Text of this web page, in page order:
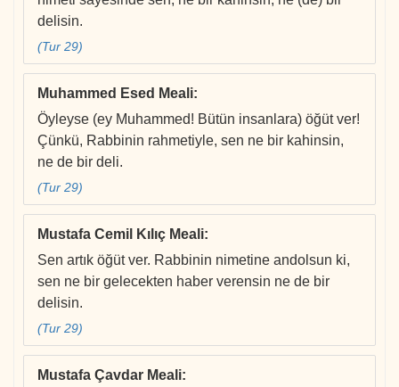
delisin.
(Tur 29)
Muhammed Esed Meali:
Öyleyse (ey Muhammed! Bütün insanlara) öğüt ver!
Çünkü, Rabbinin rahmetiyle, sen ne bir kahinsin,
ne de bir deli.
(Tur 29)
Mustafa Cemil Kılıç Meali:
Sen artık öğüt ver. Rabbinin nimetine andolsun ki,
sen ne bir gelecekten haber verensin ne de bir
delisin.
(Tur 29)
Mustafa Çavdar Meali: